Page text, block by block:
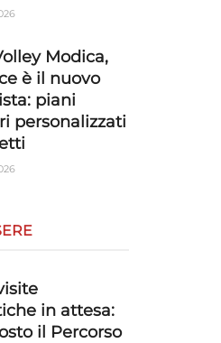
Modica,
è il nuovo
piani
personalizzati
in attesa:
il Percorso